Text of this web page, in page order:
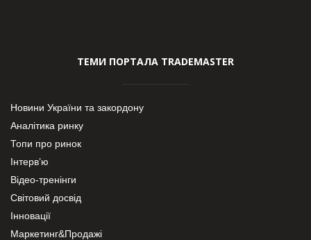
ТЕМИ ПОРТАЛА TRADEMASTER
Новини України та закордону
Аналітика ринку
Топи про ринок
Інтерв’ю
Відео-тренінги
Світовий досвід
Інновації
Маркетинг&Продажі